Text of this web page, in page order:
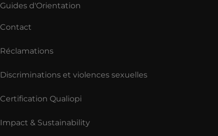
Guides d'Orientation
Contact
Réclamations
Discriminations et violences sexuelles
Certification Qualiopi
Impact & Sustainability